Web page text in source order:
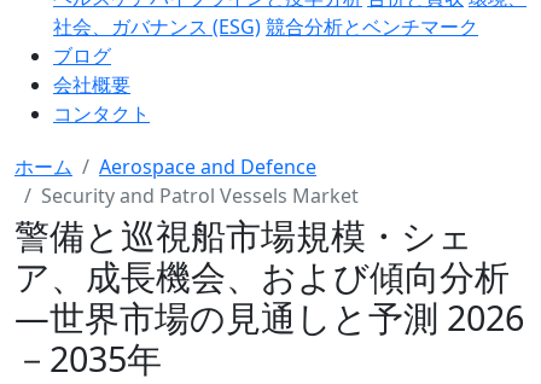
社会、ガバナンス (ESG)競合分析とベンチマーク
ブログ
会社概要
コンタクト
ホーム
Aerospace and Defence
Security and Patrol Vessels Market
警備と巡視船市場規模・シェ
ア、成長機会、および傾向分析
―世界市場の見通しと予測 2026
－2035年